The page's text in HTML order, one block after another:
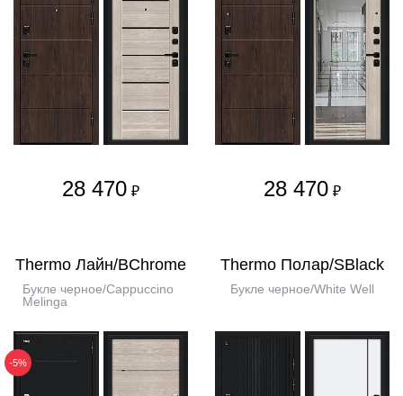
28 470 ₽ 28 470 ₽
Thermo Лайн/BChrome
Букле черное/Cappuccino
Melinga
-5%
Thermo Полар/SBlack
Букле черное/White Well